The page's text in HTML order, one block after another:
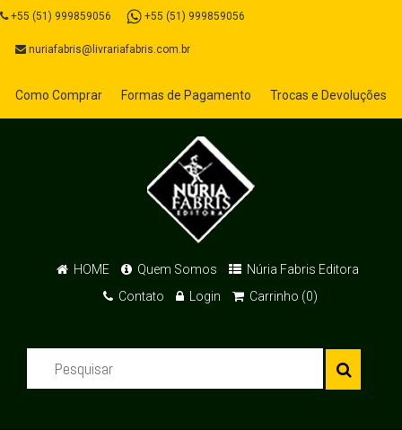
+55 (51) 999859056 +55 (51) 999859056
nuriafabris@livrariafabris.com.br
Como Comprar Formas de Pagamento Trocas e Devoluções
HOME Quem Somos
Núria Fabris Editora
Contato
Login Carrinho (0)